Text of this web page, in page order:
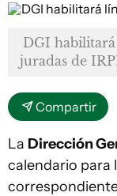
DGI habilitará
juradas de
Compartir
La Dirección
calendario para